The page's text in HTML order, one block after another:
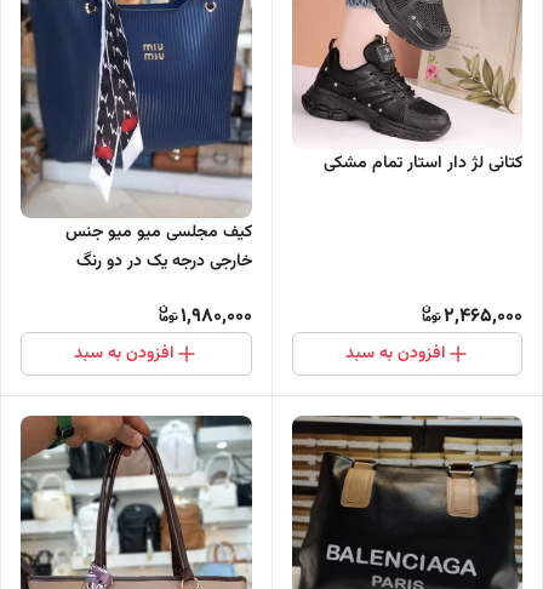
کتانی لژ دار استار تمام مشکی
2,465,000
افزودن به سبد
کیف مجلسی میو میو جنس
خارجی درجه یک در دو رنگ
1,980,000
افزودن به سبد